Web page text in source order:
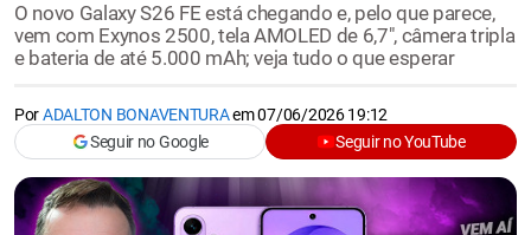
O novo Galaxy S26 FE está chegando e, pelo que parece,
vem com Exynos 2500, tela AMOLED de 6,7", câmera tripla
e bateria de até 5.000 mAh; veja tudo o que esperar
PorADALTON BONAVENTURAem07/06/2026 19:12
Seguir no Google
Seguir no YouTube